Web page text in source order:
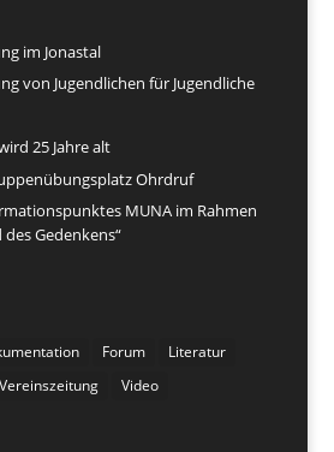
im Jonastal
von Jugendlichen für Jugendliche
25 Jahre alt
Ohrdruf
MUNA im Rahmen
Gedenkens“
Forum
Literatur
Vereinszeitung
Video